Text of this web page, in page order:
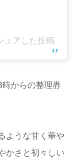
ェアした投稿
からの整理券
ような甘く華や
かさと初々しい